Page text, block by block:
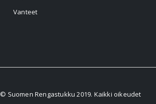
Vanteet
© Suomen Rengastukku 2019. Kaikki oikeudet